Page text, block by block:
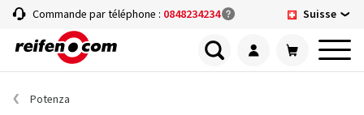
Commande par téléphone : 0848234234 Suisse
Potenza